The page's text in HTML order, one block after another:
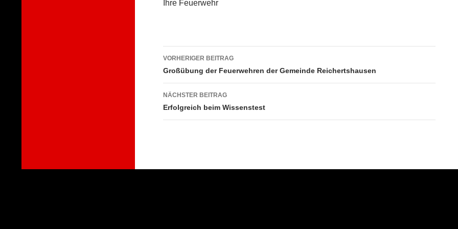
Ihre Feuerwehr
Beitragsnavigation
VORHERIGER BEITRAG
Großübung der Feuerwehren der Gemeinde Reichertshausen
NÄCHSTER BEITRAG
Erfolgreich beim Wissenstest